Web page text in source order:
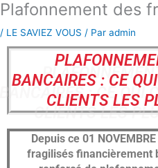
Aller
contenu
Plafonnement des
/ LE SAVIEZ VOUS / Par admin
BANCAIRES : CE
CLIENTS LES
Depuis ce 01
fragilisés financièrement